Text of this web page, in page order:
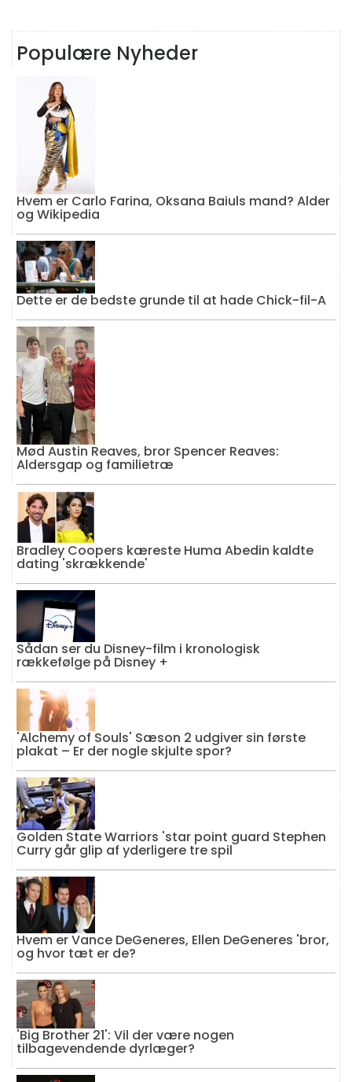
Populære Nyheder
Hvem er Carlo Farina, Oksana Baiuls mand? Alder
og Wikipedia
Dette er de bedste grunde til at hade Chick-fil-A
Mød Austin Reaves, bror Spencer Reaves:
Aldersgap og familietræ
Bradley Coopers kæreste Huma Abedin kaldte
dating 'skrækkende'
Sådan ser du Disney-film i kronologisk
rækkefølge på Disney +
'Alchemy of Souls' Sæson 2 udgiver sin første
plakat – Er der nogle skjulte spor?
Golden State Warriors 'star point guard Stephen
Curry går glip af yderligere tre spil
Hvem er Vance DeGeneres, Ellen DeGeneres 'bror,
og hvor tæt er de?
'Big Brother 21': Vil der være nogen
tilbagevendende dyrlæger?